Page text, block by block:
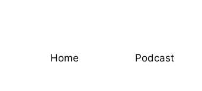
Home
Podcast